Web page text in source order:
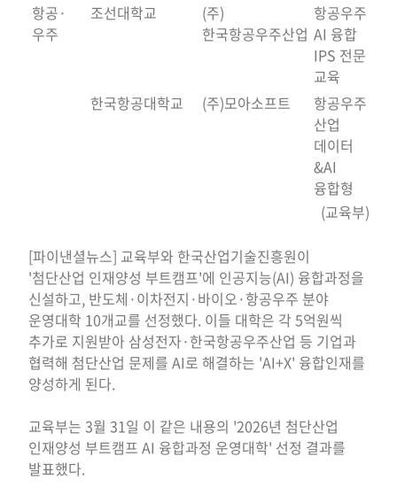
항공·
우주
조선대학교
(주)
한국항공우주산업
항공우주
AI 융합
IPS 전문
교육
한국항공대학교
(주)모아소프트
항공우주
산업
데이터
&AI
융합형
(교육부)
[파이낸셜뉴스] 교육부와 한국산업기술진흥원이
'첨단산업 인재양성 부트캠프'에 인공지능(AI) 융합과정을
신설하고, 반도체·이차전지·바이오·항공우주 분야
운영대학 10개교를 선정했다. 이들 대학은 각 5억원씩
추가로 지원받아 삼성전자·한국항공우주산업 등 기업과
협력해 첨단산업 문제를 AI로 해결하는 'AI+X' 융합인재를
양성하게 된다.
교육부는 3월 31일 이 같은 내용의 '2026년 첨단산업
인재양성 부트캠프 AI 융합과정 운영대학' 선정 결과를
발표했다.